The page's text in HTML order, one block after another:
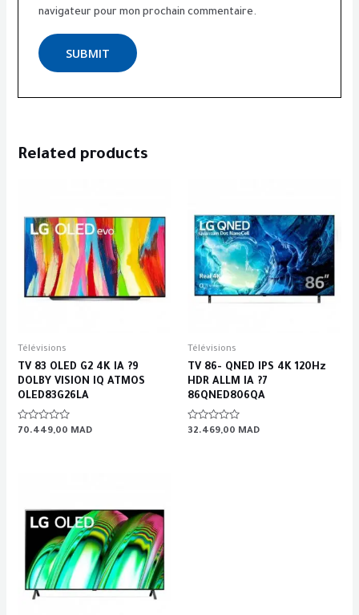
navigateur pour mon prochain commentaire.
Related products
Télévisions
TV 83 OLED G2 4K IA ?9
DOLBY VISION IQ ATMOS
OLED83G26LA
Rated
70.449,00 MAD
Télévisions
TV 86- QNED IPS 4K 120Hz
HDR ALLM IA ?7
86QNED806QA
Rated
32.469,00 MAD